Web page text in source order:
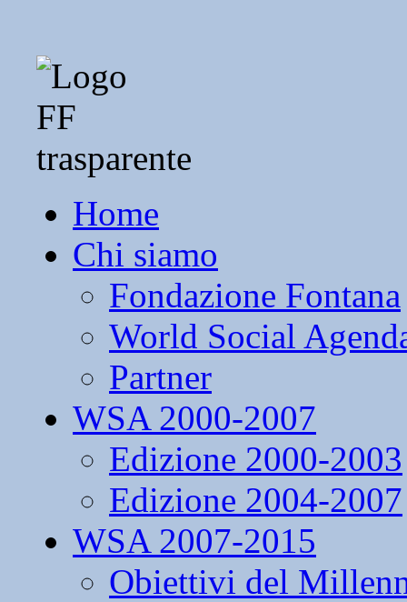
Home
Chi siamo
Fondazione Fontana
World Social
Partner
WSA 2000-2007
Edizione 2000-2003
Edizione 2004-2007
WSA 2007-2015
Obiettivi del